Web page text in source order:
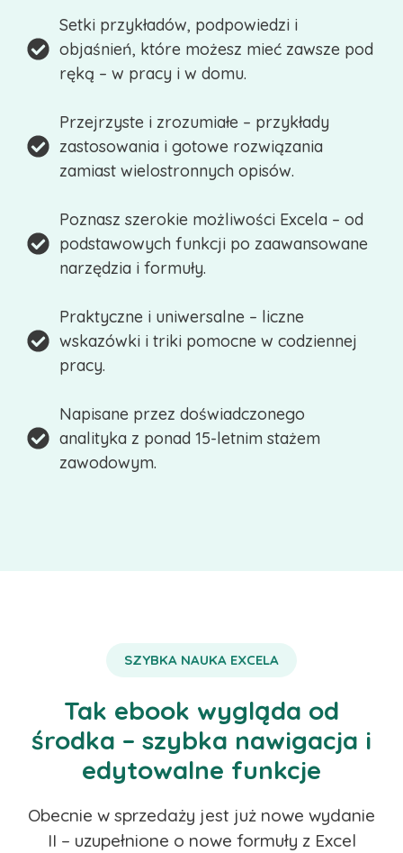
Setki przykładów, podpowiedzi i
objaśnień, które możesz mieć zawsze pod
ręką – w pracy i w domu.
Przejrzyste i zrozumiałe – przykłady
zastosowania i gotowe rozwiązania
zamiast wielostronnych opisów.
Poznasz szerokie możliwości Excela – od
podstawowych funkcji po zaawansowane
narzędzia i formuły.
Praktyczne i uniwersalne – liczne
wskazówki i triki pomocne w codziennej
pracy.
Napisane przez doświadczonego
analityka z ponad 15-letnim stażem
zawodowym.
SZYBKA NAUKA EXCELA
Tak ebook wygląda od
środka – szybka nawigacja i
edytowalne funkcje
Obecnie w sprzedaży jest już nowe wydanie
II – uzupełnione o nowe formuły z Excel